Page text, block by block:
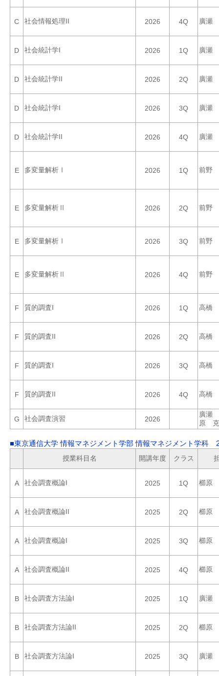
C 社会情報処理II 2026 4Q 廣瀬
D 社会統計学I 2026 1Q 廣瀬
D 社会統計学II 2026 2Q 廣瀬
D 社会統計学I 2026 3Q 廣瀬
D 社会統計学II 2026 4Q 廣瀬
E 多変量解析Ⅰ 2026 1Q 前野
E 多変量解析Ⅱ 2026 2Q 前野
E 多変量解析Ⅰ 2026 3Q 前野
E 多変量解析Ⅱ 2026 4Q 前野
F 質的調査I 2026 1Q 高橋
F 質的調査II 2026 2Q 高橋
F 質的調査I 2026 3Q 高橋
F 質的調査II 2026 4Q 高橋
G 社会調査演習 2026
廣瀬
原
■東京通信大学 情報マネジメント学部 情報マネジメント学科
授業科目名 開講年度 クラス
A 社会調査概論I 2025 1Q 櫛原
A 社会調査概論II 2025 2Q 櫛原
A 社会調査概論I 2025 3Q 櫛原
A 社会調査概論II 2025 4Q 櫛原
B 社会調査方法論I 2025 1Q 廣瀬
B 社会調査方法論II 2025 2Q 櫛原
B 社会調査方法論I 2025 3Q 廣瀬